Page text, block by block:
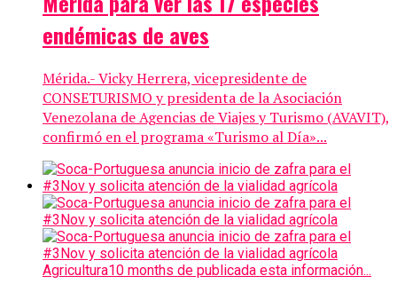
endémicas de aves
Mérida.- Vicky Herrera, vicepresidente de
CONSETURISMO y presidenta de la Asociación
Venezolana de Agencias de Viajes y Turismo (AVAVIT),
confirmó en el programa «Turismo al Día»...
Agricultura10 months de publicada esta información...